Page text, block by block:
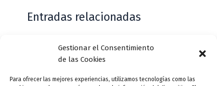
Gestionar el Consentimiento
de las Cookies
Para ofrecer las mejores experiencias, utilizamos tecnologías como las
Entradas relacionadas
Casa de Zorrilla conmemorarán el 168
aniversario del estreno de Don Juan
Tenorio